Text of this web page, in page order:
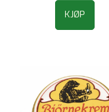
KJØP